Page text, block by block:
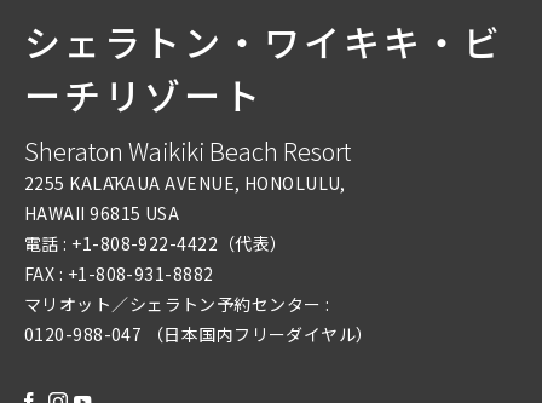
シェラトン・ワイキキ・ビ
ーチリゾート
Sheraton Waikiki Beach Resort
2255 KALĀKAUA AVENUE, HONOLULU,
HAWAII 96815 USA
電話 : +1-808-922-4422 （代表）
FAX : +1-808-931-8882
マリオット／シェラトン予約センター :
0120-988-047 （日本国内フリーダイヤル）